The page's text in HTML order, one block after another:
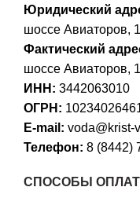
Юридический
шоссе Авиаторов,
Фактический
шоссе Авиаторов,
ИНН: 3442063010
ОГРН:
E-mail: voda@krist-
Телефон: 8 (8442)
СПОСОБЫ